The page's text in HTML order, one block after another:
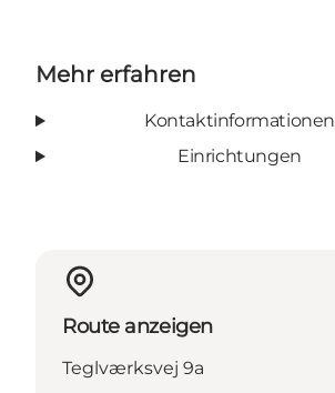
Mehr erfahren
Kontaktinformationen
Einrichtungen
Route anzeigen
Teglværksvej 9a